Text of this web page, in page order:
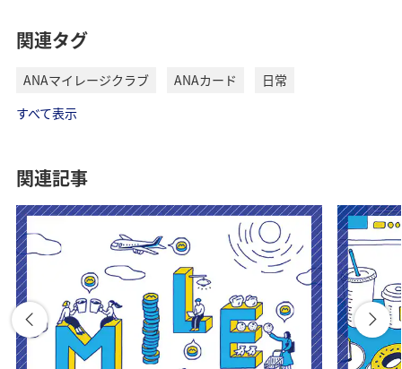
関連タグ
ANAマイレージクラブ ANAカード
日常
すべて表示
関連記事